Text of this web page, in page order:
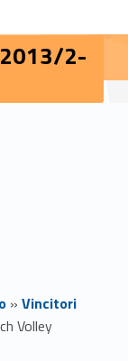
2-
» Vincitori
Volley